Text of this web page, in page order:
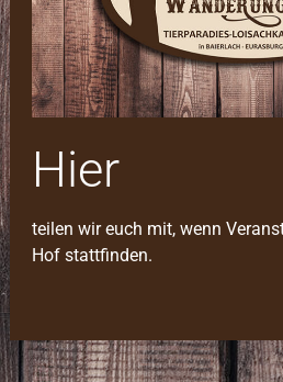
Hier
teilen wir euch mit, wenn
Hof stattfinden.